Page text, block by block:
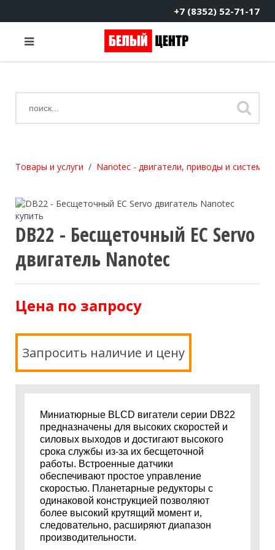
+7 (8352) 52-71-17
Товары и услуги Nanotec - двигатели, приводы и системы
DB22 - Бесщеточный EC Servo
двигатель Nanotec
Цена по запросу
Запросить наличие и цену
Миниатюрные BLCD вигатели серии DB22
предназначены для высоких скоростей и
силовых выходов и достигают высокого
срока службы из-за их бесщеточной
работы. Встроенные датчики
обеспечивают простое управление
скоростью. Планетарные редукторы с
одинаковой конструкцией позволяют
более высокий крутящий момент и,
следовательно, расширяют диапазон
производительности.